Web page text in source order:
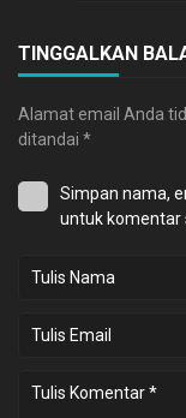
TINGGALKAN
Alamat email Anda
ditandai *
Simpan nama,
untuk komentar